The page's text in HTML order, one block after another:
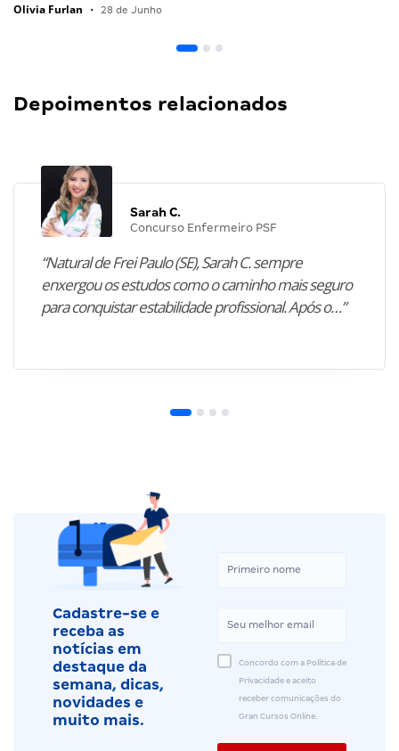
Olivia Furlan • 28 de Junho
Depoimentos relacionados
Sarah C.
Concurso Enfermeiro PSF
“Natural de Frei Paulo (SE), Sarah C. sempre
enxergou os estudos como o caminho mais seguro
para conquistar estabilidade profissional. Após o…”
Cadastre-se e
receba as
notícias em
destaque da
semana, dicas,
novidades e
muito mais.
Concordo com a Política de
Privacidade e aceito
receber comunicações do
Gran Cursos Online.